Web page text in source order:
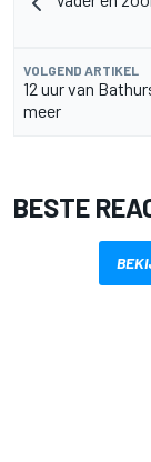
VOLGEND ARTIKEL
12 uur van
meer
BESTE